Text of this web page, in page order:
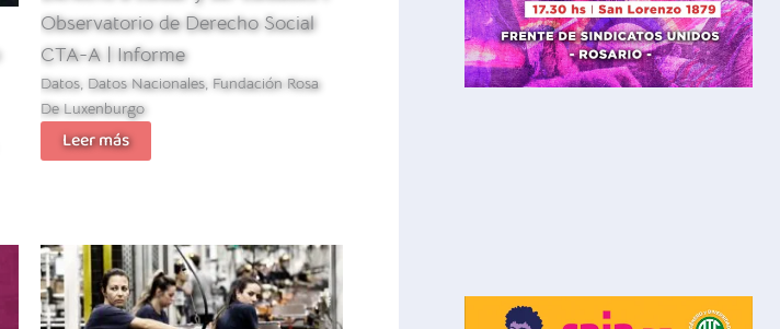
Observatorio de Derecho Social
CTA-A | Informe
Datos, Datos Nacionales, Fundación Rosa
De Luxenburgo
Leer más